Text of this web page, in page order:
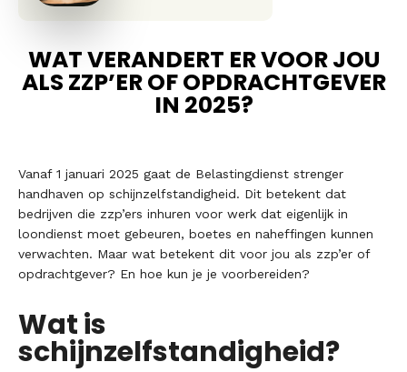
WAT VERANDERT ER VOOR JOU
ALS ZZP’ER OF OPDRACHTGEVER
IN 2025?
Vanaf 1 januari 2025 gaat de Belastingdienst strenger
handhaven op schijnzelfstandigheid. Dit betekent dat
bedrijven die zzp’ers inhuren voor werk dat eigenlijk in
loondienst moet gebeuren, boetes en naheffingen kunnen
verwachten. Maar wat betekent dit voor jou als zzp’er of
opdrachtgever? En hoe kun je je voorbereiden?
Wat is
schijnzelfstandigheid?